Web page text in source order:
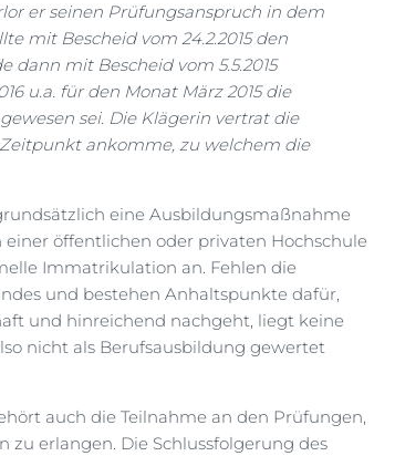
er seinen Prüfungsanspruch in dem
mit Bescheid vom 24.2.2015 den
dann mit Bescheid vom 5.5.2015
u.a. für den Monat März 2015 die
sei. Die Klägerin vertrat die
ankomme, zu welchem die
eine Ausbildungsmaßnahme
öffentlichen oder privaten Hochschule
Immatrikulation an. Fehlen die
und bestehen Anhaltspunkte dafür,
und hinreichend nachgeht, liegt keine
nicht als Berufsausbildung gewertet
auch die Teilnahme an den Prüfungen,
erlangen. Die Schlussfolgerung des